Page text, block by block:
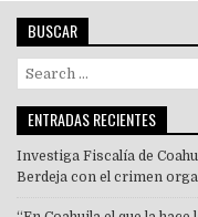
BUSCAR
Search
for:
ENTRADAS RECIENTES
Investiga Fiscalía de
Berdeja con el crimen